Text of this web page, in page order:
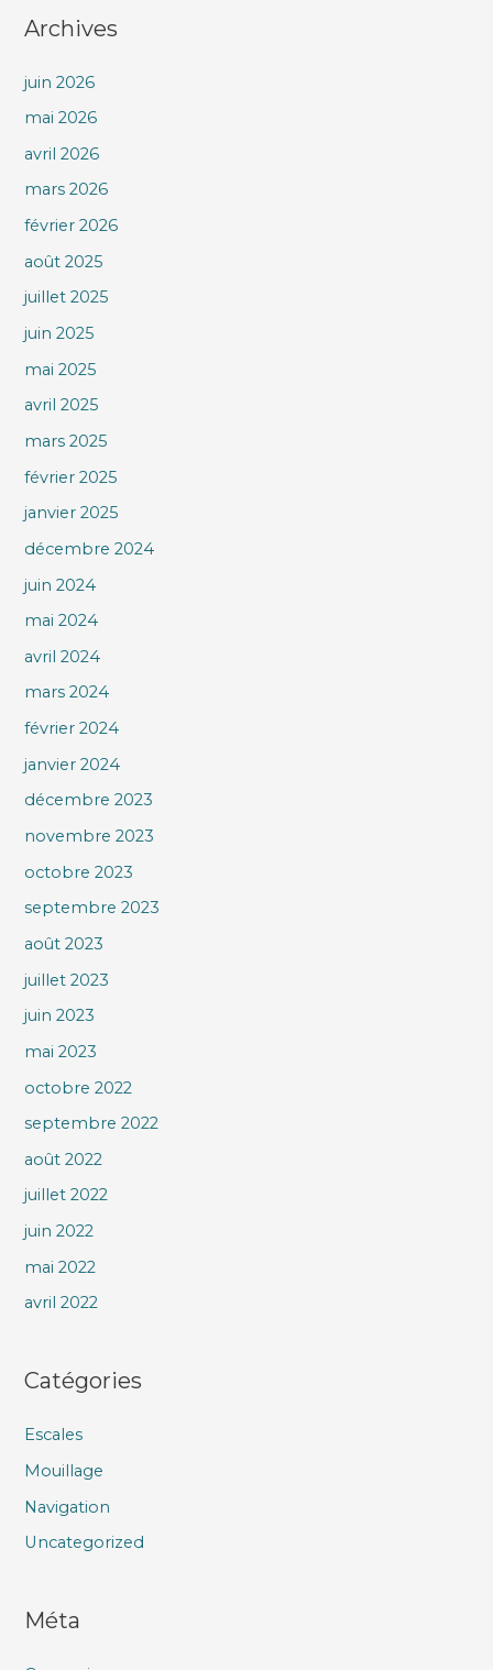
Archives
juin 2026
mai 2026
avril 2026
mars 2026
février 2026
août 2025
juillet 2025
juin 2025
mai 2025
avril 2025
mars 2025
février 2025
janvier 2025
décembre 2024
juin 2024
mai 2024
avril 2024
mars 2024
février 2024
janvier 2024
décembre 2023
novembre 2023
octobre 2023
septembre 2023
août 2023
juillet 2023
juin 2023
mai 2023
octobre 2022
septembre 2022
août 2022
juillet 2022
juin 2022
mai 2022
avril 2022
Catégories
Escales
Mouillage
Navigation
Uncategorized
Méta